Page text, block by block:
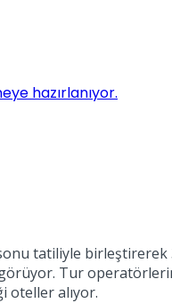
hazırlanıyor.
tatiliyle birleştirerek
Tur
oteller alıyor.